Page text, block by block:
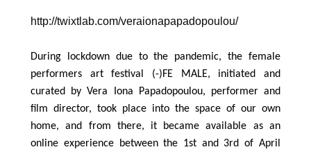
http://twixtlab.com/veraionapapadopoulou/
During lockdown due to the pandemic, the female
performers art festival (-)FE MALE, initiated and
curated by Vera Iona Papadopoulou, performer and
film director, took place into the space of our own
home, and from there, it became available as an
online experience between the 1st and 3rd of April